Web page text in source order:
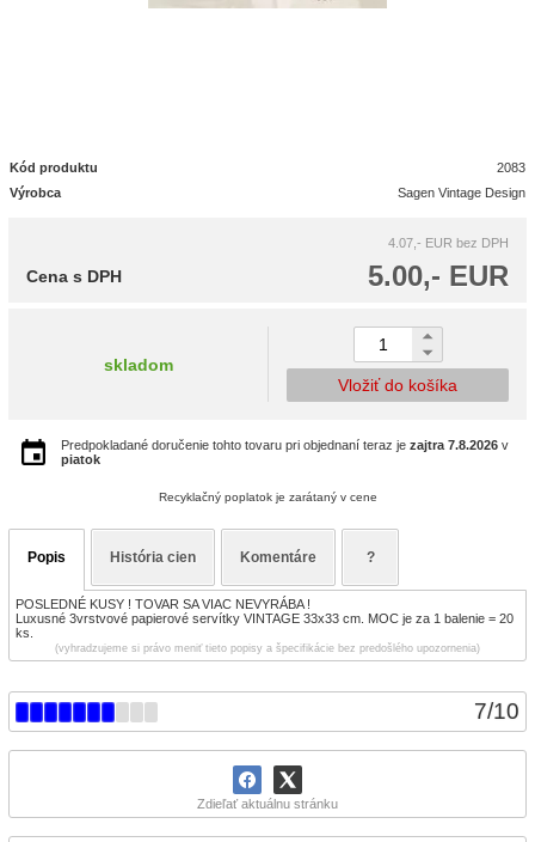
7/10
Zdieľať aktuálnu stránku
Kód produktu
2083
Výrobca
Sagen Vintage Design
4.07,- EUR bez DPH
5.00,- EUR
Cena s DPH
skladom
Vložiť do košíka
Predpokladané doručenie tohto tovaru pri objednaní teraz je zajtra 7.8.2026 v
piatok
Recyklačný poplatok je zarátaný v cene
Popis História cien Komentáre ?
POSLEDNÉ KUSY ! TOVAR SA VIAC NEVYRÁBA !
Luxusné 3vrstvové papierové servítky VINTAGE 33x33 cm. MOC je za 1 balenie = 20
ks.
(vyhradzujeme si právo meniť tieto popisy a špecifikácie bez predošlého upozornenia)